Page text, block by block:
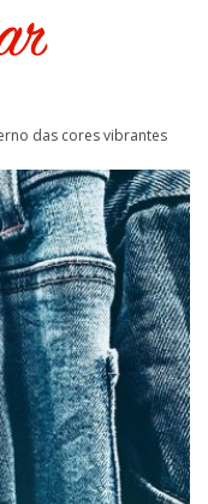
das cores vibrantes